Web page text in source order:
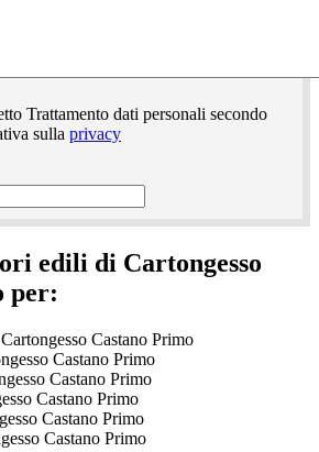
Trattamento dati personali secondo
sulla privacy
edili di Cartongesso
per:
Castano Primo
Castano Primo
Castano Primo
Castano Primo
Castano Primo
Castano Primo